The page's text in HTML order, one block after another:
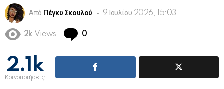
Από Πέγκυ Σκουλού 9 Ιουλίου 2026, 15:03
2k Views 0
2.1k
Κοινοποιήσεις